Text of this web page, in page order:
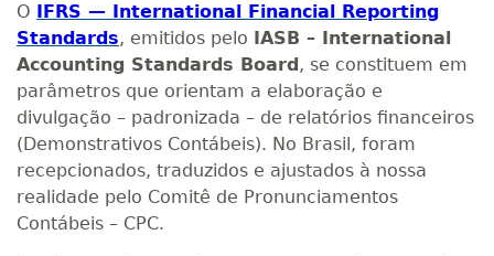
O IFRS — International Financial Reporting
Standards, emitidos pelo IASB – International
Accounting Standards Board, se constituem em
parâmetros que orientam a elaboração e
divulgação – padronizada – de relatórios financeiros
(Demonstrativos Contábeis). No Brasil, foram
recepcionados, traduzidos e ajustados à nossa
realidade pelo Comitê de Pronunciamentos
Contábeis – CPC.